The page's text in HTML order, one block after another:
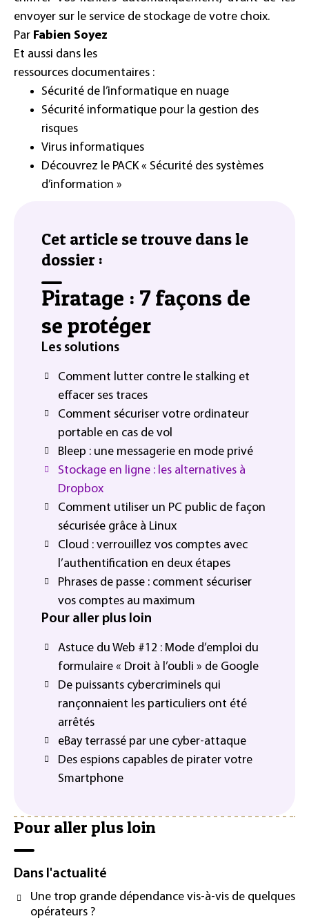
envoyer sur le service de stockage de votre choix.
Par Fabien Soyez
Et aussi dans les
ressources documentaires :
Sécurité de l’informatique en nuage
Sécurité informatique pour la gestion des
risques
Virus informatiques
Découvrez le PACK « Sécurité des systèmes
d’information »
Cet article se trouve dans le
dossier :
Piratage : 7 façons de
se protéger
Les solutions
Comment lutter contre le stalking et
effacer ses traces
Comment sécuriser votre ordinateur
portable en cas de vol
Bleep : une messagerie en mode privé
Stockage en ligne : les alternatives à
Dropbox
Comment utiliser un PC public de façon
sécurisée grâce à Linux
Cloud : verrouillez vos comptes avec
l’authentification en deux étapes
Phrases de passe : comment sécuriser
vos comptes au maximum
Pour aller plus loin
Astuce du Web #12 : Mode d’emploi du
formulaire « Droit à l’oubli » de Google
De puissants cybercriminels qui
rançonnaient les particuliers ont été
arrêtés
eBay terrassé par une cyber-attaque
Des espions capables de pirater votre
Smartphone
Pour aller plus loin
Dans l'actualité
Une trop grande dépendance vis-à-vis de quelques
opérateurs ?